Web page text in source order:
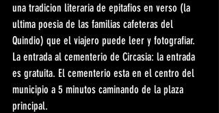
una tradicion literaria de epitafios en verso (la
ultima poesia de las familias cafeteras del
Quindio) que el viajero puede leer y fotografiar.
La entrada al cementerio de Circasia: la entrada
es gratuita. El cementerio esta en el centro del
municipio a 5 minutos caminando de la plaza
principal.